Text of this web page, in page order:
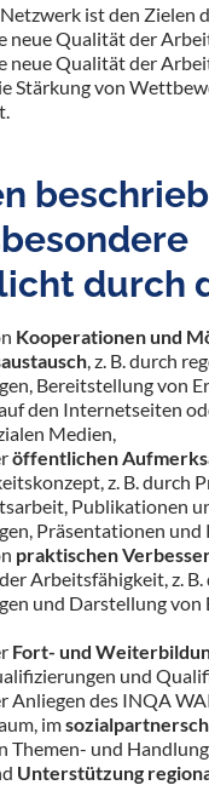
ist den Zielen
neue Qualität der
neue Qualität der
Stärkung von
durch
Kooperationen und
, z. B. durch
Bereitstellung von
den Internetseiten
Medien,
öffentlichen
z. B. durch
Publikationen
Präsentationen und
praktischen
Arbeitsfähigkeit, z. B.
und Darstellung von
Fort- und
und
Anliegen des INQA
im
Themen- und
Unterstützung